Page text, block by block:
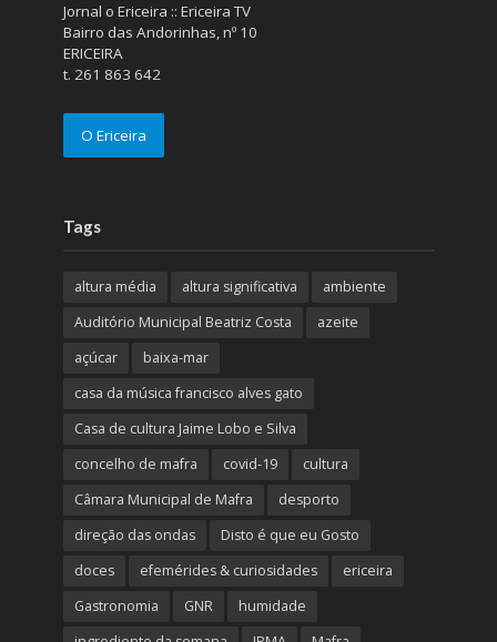
Jornal o Ericeira :: Ericeira TV
Bairro das Andorinhas, nº 10
ERICEIRA
t. 261 863 642
O Ericeira
Tags
altura média altura significativa
ambiente
Auditório Municipal Beatriz Costa
azeite
açúcar
baixa-mar
casa da música francisco alves gato
Casa de cultura Jaime Lobo e Silva
concelho de mafra
covid-19
cultura
Câmara Municipal de Mafra
desporto
direção das ondas
Disto é que eu Gosto
doces
efemérides & curiosidades
ericeira
Gastronomia
GNR
humidade